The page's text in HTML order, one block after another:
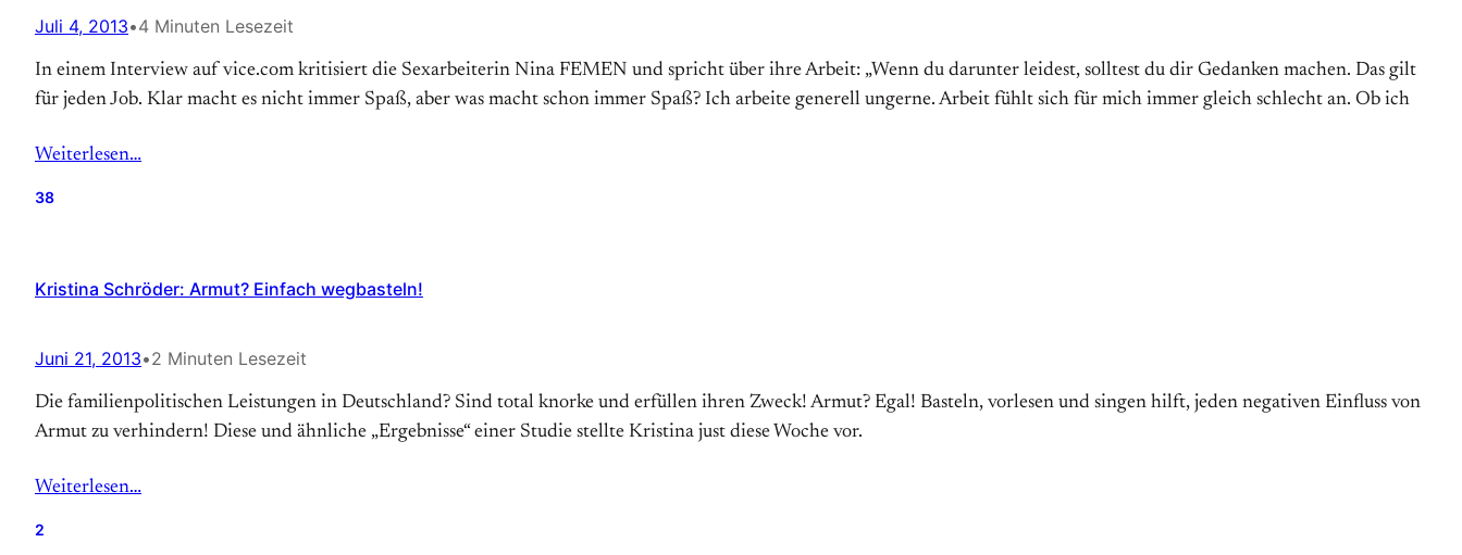
Juli 4, 2013•4 Minuten Lesezeit
In einem Interview auf vice.com kritisiert die Sexarbeiterin Nina FEMEN und spricht über ihre Arbeit: „Wenn du darunter leidest, solltest du dir Gedanken machen. Das gilt
für jeden Job. Klar macht es nicht immer Spaß, aber was macht schon immer Spaß? Ich arbeite generell ungerne. Arbeit fühlt sich für mich immer gleich schlecht an. Ob ich
Weiterlesen…
38
Kristina Schröder: Armut? Einfach wegbasteln!
Juni 21, 2013•2 Minuten Lesezeit
Die familienpolitischen Leistungen in Deutschland? Sind total knorke und erfüllen ihren Zweck! Armut? Egal! Basteln, vorlesen und singen hilft, jeden negativen Einfluss von
Armut zu verhindern! Diese und ähnliche „Ergebnisse“ einer Studie stellte Kristina just diese Woche vor.
Weiterlesen…
2